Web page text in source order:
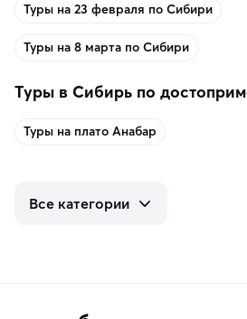
Туры на 23 февраля по Сибири
Туры на 8 марта по Сибири
Туры в Сибирь по
Туры на плато Анабар
Все категории